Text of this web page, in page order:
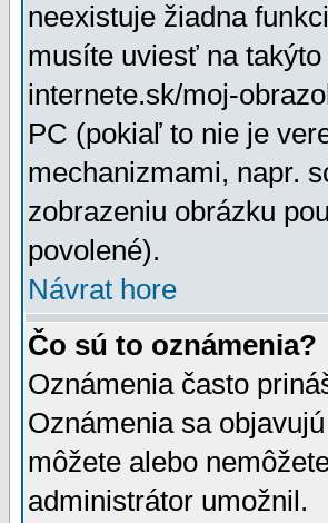
neexistuje žiadna
musíte uviesť na
internete.sk/moj-
PC (pokiaľ to nie je
mechanizmami, napr.
zobrazeniu obrázku
povolené).
Návrat hore
Čo sú to oznámenia?
Oznámenia často
Oznámenia sa
môžete alebo
administrátor umožnil.